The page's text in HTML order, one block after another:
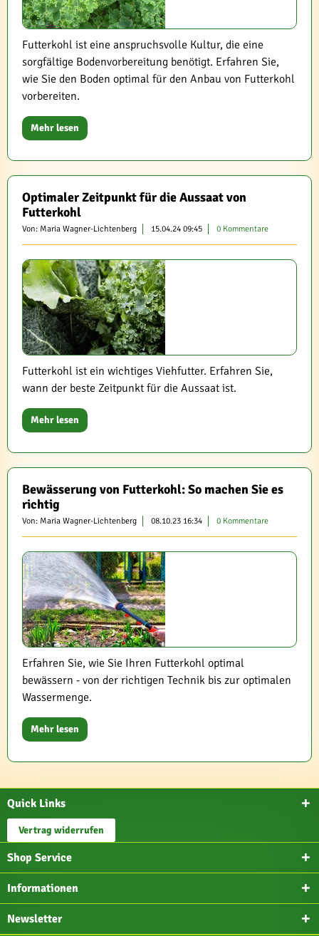
Futterkohl ist eine anspruchsvolle Kultur, die eine
sorgfältige Bodenvorbereitung benötigt. Erfahren Sie,
wie Sie den Boden optimal für den Anbau von Futterkohl
vorbereiten.
Mehr lesen
Optimaler Zeitpunkt für die Aussaat von
Futterkohl
Von: Maria Wagner-Lichtenberg 15.04.24 09:45 0 Kommentare
Futterkohl ist ein wichtiges Viehfutter. Erfahren Sie,
wann der beste Zeitpunkt für die Aussaat ist.
Mehr lesen
Bewässerung von Futterkohl: So machen Sie es
richtig
Von: Maria Wagner-Lichtenberg 08.10.23 16:34 0 Kommentare
Erfahren Sie, wie Sie Ihren Futterkohl optimal
bewässern - von der richtigen Technik bis zur optimalen
Wassermenge.
Mehr lesen
Quick Links
Vertrag widerrufen
Shop Service
Informationen
Newsletter